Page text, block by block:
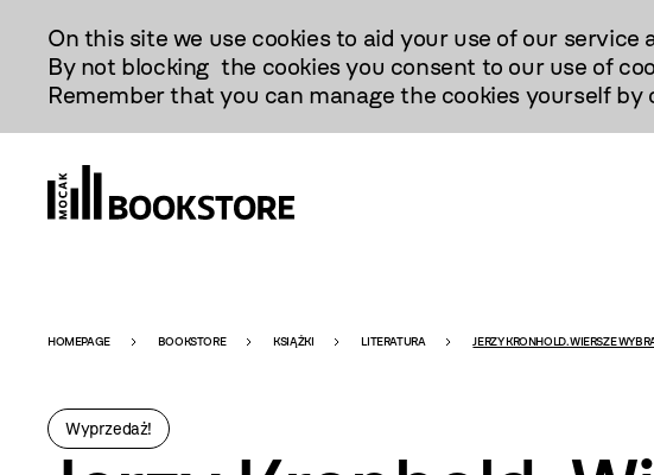
Treści
On this site we use cookies to aid your use of our
By not blocking the cookies you consent to our use of
Remember that you can manage the cookies yourself
Bookstore
HOMEPAGE BOOKSTORE KSIĄŻKI LITERATURA JERZY KRONHOLD. WIERSZE
Wyprzedaż!